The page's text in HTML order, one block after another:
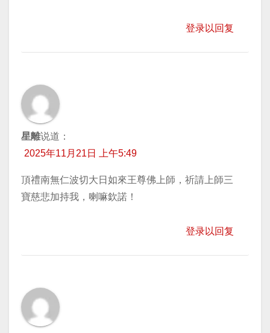
登录以回复
星離说道：
2025年11月21日 上午5:49
頂禮南無仁波切大日如來王尊佛上師，祈請上師三
寶慈悲加持我，喇嘛欽諾！
登录以回复